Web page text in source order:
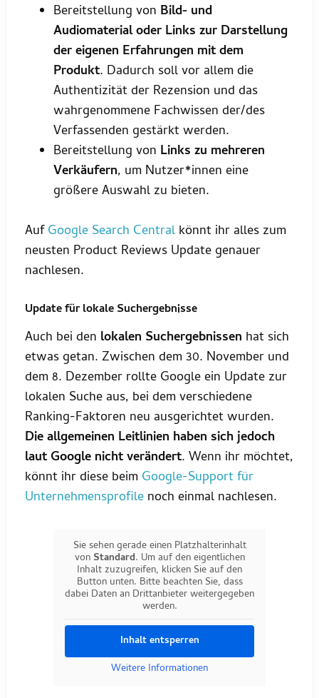
Bereitstellung von Bild- und
Audiomaterial oder Links zur Darstellung
der eigenen Erfahrungen mit dem
Produkt. Dadurch soll vor allem die
Authentizität der Rezension und das
wahrgenommene Fachwissen der/des
Verfassenden gestärkt werden.
Bereitstellung von Links zu mehreren
Verkäufern, um Nutzer*innen eine
größere Auswahl zu bieten.
AufGoogle Search Central könnt ihr alles zum
neusten Product Reviews Update genauer
nachlesen.
Update für lokale Suchergebnisse
Auch bei den lokalen Suchergebnissen hat sich
etwas getan. Zwischen dem 30. November und
dem 8. Dezember rollte Google ein Update zur
lokalen Suche aus, bei dem verschiedene
Ranking-Faktoren neu ausgerichtet wurden.
Die allgemeinen Leitlinien haben sich jedoch
laut Google nicht verändert. Wenn ihr möchtet,
könnt ihr diese beim Google-Support für
Unternehmensprofile noch einmal nachlesen.
Sie sehen gerade einen Platzhalterinhalt
von Standard. Um auf den eigentlichen
Inhalt zuzugreifen, klicken Sie auf den
Button unten. Bitte beachten Sie, dass
dabei Daten an Drittanbieter weitergegeben
werden.
Inhalt entsperren
Weitere Informationen